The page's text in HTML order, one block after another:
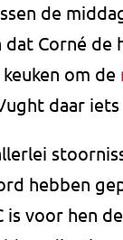
de
Corné
om de
daar
hebben
is voor hen